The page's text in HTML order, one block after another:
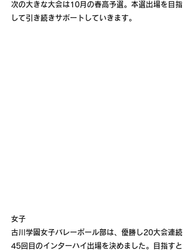
次の大きな大会は10月の春高予選。本選出場を目指
して引き続きサポートしていきます。
女子
古川学園女子バレーボール部は、優勝し20大会連続
45回目のインターハイ出場を決めました。目指すと